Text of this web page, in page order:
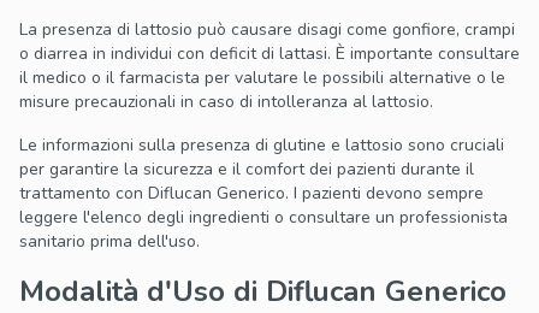
La presenza di lattosio può causare disagi come gonfiore, crampi
o diarrea in individui con deficit di lattasi. È importante consultare
il medico o il farmacista per valutare le possibili alternative o le
misure precauzionali in caso di intolleranza al lattosio.
Le informazioni sulla presenza di glutine e lattosio sono cruciali
per garantire la sicurezza e il comfort dei pazienti durante il
trattamento con Diflucan Generico. I pazienti devono sempre
leggere l'elenco degli ingredienti o consultare un professionista
sanitario prima dell'uso.
Modalità d'Uso di Diflucan Generico